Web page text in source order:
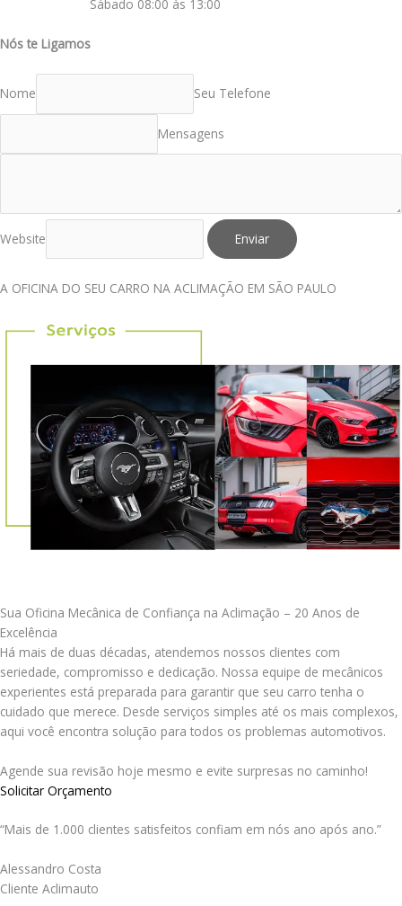
Sábado 08:00 às 13:00
Nós te Ligamos
Nome Seu Telefone
Mensagens
Website Enviar
A OFICINA DO SEU CARRO NA ACLIMAÇÃO EM SÃO PAULO
Sua Oficina Mecânica de Confiança na Aclimação – 20 Anos de
Excelência
Há mais de duas décadas, atendemos nossos clientes com
seriedade, compromisso e dedicação. Nossa equipe de mecânicos
experientes está preparada para garantir que seu carro tenha o
cuidado que merece. Desde serviços simples até os mais complexos,
aqui você encontra solução para todos os problemas automotivos.
Agende sua revisão hoje mesmo e evite surpresas no caminho!
Solicitar Orçamento
“Mais de 1.000 clientes satisfeitos confiam em nós ano após ano.”
Alessandro Costa
Cliente Aclimauto